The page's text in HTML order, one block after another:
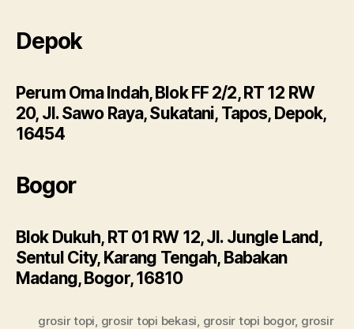
Depok
Perum Oma Indah, Blok FF 2/2, RT 12 RW
20, Jl. Sawo Raya, Sukatani, Tapos, Depok,
16454
Bogor
Blok Dukuh, RT 01 RW 12, Jl. Jungle Land,
Sentul City, Karang Tengah, Babakan
Madang, Bogor, 16810
grosir topi grosir topi bekasi grosir topi bogor, grosir